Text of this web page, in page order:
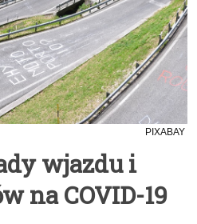
PIXABAY
wjazdu i
na COVID-19